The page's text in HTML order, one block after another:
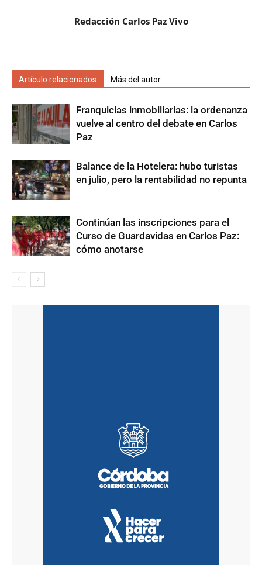
Redacción Carlos Paz Vivo
Artículo relacionados Más del autor
Franquicias inmobiliarias: la ordenanza
vuelve al centro del debate en Carlos
Paz
Balance de la Hotelera: hubo turistas
en julio, pero la rentabilidad no repunta
Continúan las inscripciones para el
Curso de Guardavidas en Carlos Paz:
cómo anotarse